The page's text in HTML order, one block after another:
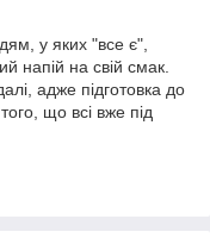
у яких "все є",
напій на свій смак.
адже підготовка до
що всі вже під